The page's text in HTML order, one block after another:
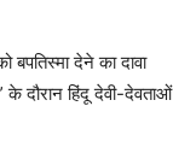
देने का दावा
के दौरान हिंदू देवी-देवताओं